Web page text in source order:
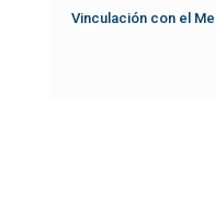
Vinculación con el